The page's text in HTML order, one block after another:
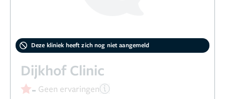
Deze kliniek heeft zich nog niet aangemeld
Dijkhof Clinic
- Geen ervaringen